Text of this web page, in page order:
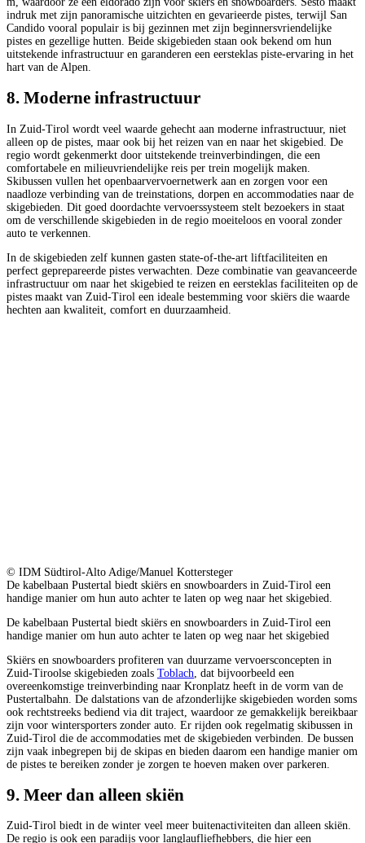
indruk met zijn panoramische uitzichten en gevarieerde pistes, terwijl San
Candido vooral populair is bij gezinnen met zijn beginnersvriendelijke
pistes en gezellige hutten. Beide skigebieden staan ook bekend om hun
uitstekende infrastructuur en garanderen een eersteklas piste-ervaring in het
hart van de Alpen.
8. Moderne infrastructuur
In Zuid-Tirol wordt veel waarde gehecht aan moderne infrastructuur, niet
alleen op de pistes, maar ook bij het reizen van en naar het skigebied. De
regio wordt gekenmerkt door uitstekende treinverbindingen, die een
comfortabele en milieuvriendelijke reis per trein mogelijk maken.
Skibussen vullen het openbaarvervoernetwerk aan en zorgen voor een
naadloze verbinding van de treinstations, dorpen en accommodaties naar de
skigebieden. Dit goed doordachte vervoerssysteem stelt bezoekers in staat
om de verschillende skigebieden in de regio moeiteloos en vooral zonder
auto te verkennen.
In de skigebieden zelf kunnen gasten state-of-the-art liftfaciliteiten en
perfect geprepareerde pistes verwachten. Deze combinatie van geavanceerde
infrastructuur om naar het skigebied te reizen en eersteklas faciliteiten op de
pistes maakt van Zuid-Tirol een ideale bestemming voor skiërs die waarde
hechten aan kwaliteit, comfort en duurzaamheid.
© IDM Südtirol-Alto Adige/Manuel Kottersteger
De kabelbaan Pustertal biedt skiërs en snowboarders in Zuid-Tirol een
handige manier om hun auto achter te laten op weg naar het skigebied.
De kabelbaan Pustertal biedt skiërs en snowboarders in Zuid-Tirol een
handige manier om hun auto achter te laten op weg naar het skigebied
Skiërs en snowboarders profiteren van duurzame vervoersconcepten in
Zuid-Tiroolse skigebieden zoals Toblach , dat bijvoorbeeld een
overeenkomstige treinverbinding naar Kronplatz heeft in de vorm van de
Pustertalbahn. De dalstations van de afzonderlijke skigebieden worden soms
ook rechtstreeks bediend via dit traject, waardoor ze gemakkelijk bereikbaar
zijn voor wintersporters zonder auto. Er rijden ook regelmatig skibussen in
Zuid-Tirol die de accommodaties met de skigebieden verbinden. De bussen
zijn vaak inbegrepen bij de skipas en bieden daarom een handige manier om
de pistes te bereiken zonder je zorgen te hoeven maken over parkeren.
9. Meer dan alleen skiën
Zuid-Tirol biedt in de winter veel meer buitenactiviteiten dan alleen skiën.
De regio is ook een paradijs voor langlaufliefhebbers, die hier een